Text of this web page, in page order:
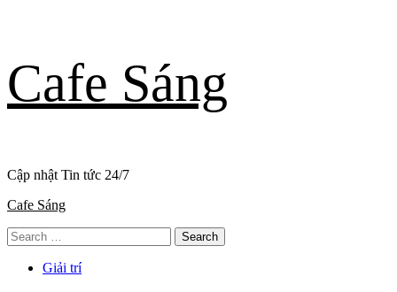
to
content
Cafe Sáng
Cập nhật Tin tức 24/7
Primary
Cafe Sáng
Search
for:
Giải trí